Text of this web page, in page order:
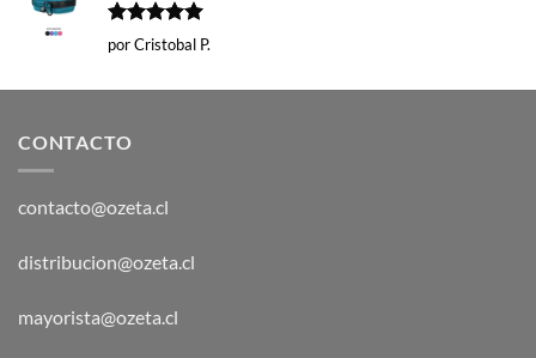
Valorado
con
por Cristobal P.
CONTACTO
contacto@ozeta.cl
distribucion@ozeta.cl
mayorista@ozeta.cl